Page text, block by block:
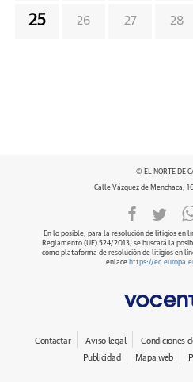
25 26 27 28
© EL NORTE DE
Calle Vázquez de Menchaca,
En lo posible, para la resolución de litigios en
Reglamento (UE) 524/2013, se buscará la
como plataforma de resolución de litigios en
enlace https://
Contactar Aviso legal Condiciones
Publicidad
Mapa web